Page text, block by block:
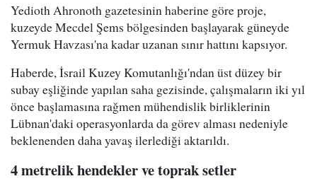
Yedioth Ahronoth gazetesinin haberine göre proje,
kuzeyde Mecdel Şems bölgesinden başlayarak güneyde
Yermuk Havzası'na kadar uzanan sınır hattını kapsıyor.
Haberde, İsrail Kuzey Komutanlığı'ndan üst düzey bir
subay eşliğinde yapılan saha gezisinde, çalışmaların iki yıl
önce başlamasına rağmen mühendislik birliklerinin
Lübnan'daki operasyonlarda da görev alması nedeniyle
beklenenden daha yavaş ilerlediği aktarıldı.
4 metrelik hendekler ve toprak setler